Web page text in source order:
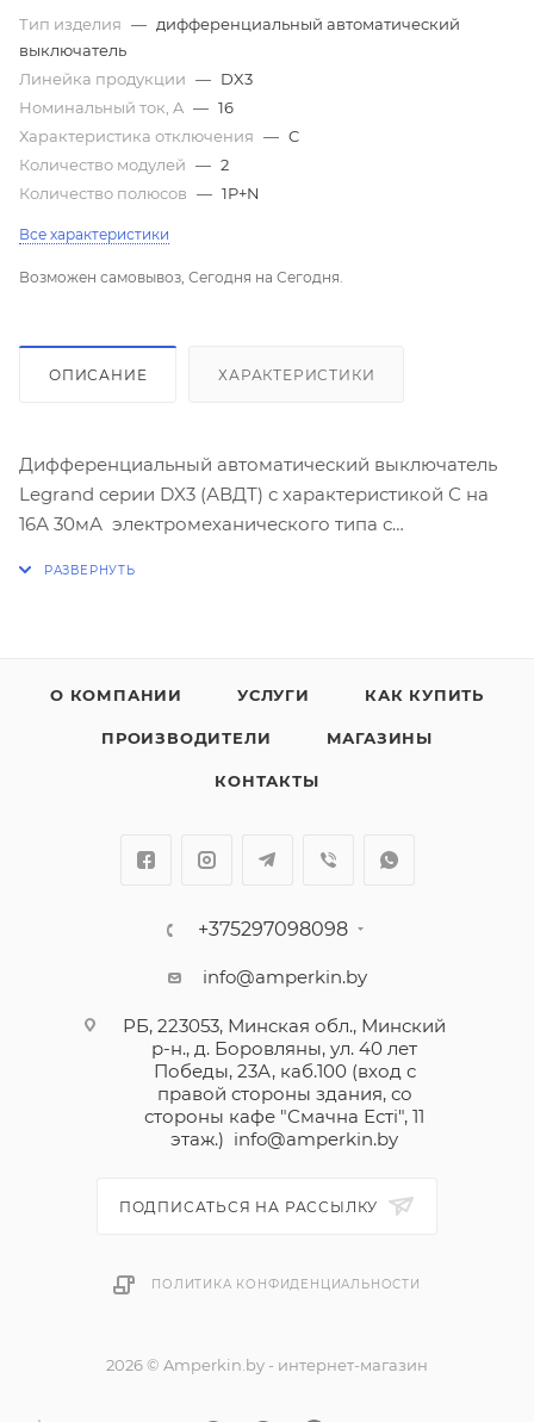
Тип изделия — дифференциальный автоматический
выключатель
Линейка продукции — DX3
Номинальный ток, A — 16
Характеристика отключения — C
Количество модулей — 2
Количество полюсов — 1P+N
Все характеристики
Возможен самовывоз, Сегодня на Сегодня.
ОПИСАНИЕ ХАРАКТЕРИСТИКИ
Дифференциальный автоматический выключатель
Legrand серии DX3 (АВДТ) с характеристикой С на
16А 30мА электромеханического типа с
- 10кА - согласно МЭК 60947-2
нейтрального проводника с правой стороны.
Характеристика АС - срабатывание обеспечивается
Дифференциальный автоматический выключатель
разъединения и защиты электрических сетей от
сверхтоков и нарушений изоляции.
Защищает людей от поражения электрическим
током при прямом и косвенном прикосновении.
устройствами и дополнительными
О КОМПАНИИ УСЛУГИ КАК КУПИТЬ
ПРОИЗВОДИТЕЛИ МАГАЗИНЫ
КОНТАКТЫ
+375297098098
info@amperkin.by
РБ, 223053, Минская обл., Минский
р-н., д. Боровляны, ул. 40 лет
Победы, 23А, каб.100 (вход с
правой стороны здания, со
стороны кафе "Смачна Естi", 11
этаж.) info@amperkin.by
ПОДПИСАТЬСЯ НА РАССЫЛКУ
ПОЛИТИКА КОНФИДЕНЦИАЛЬНОСТИ
2026 © Amperkin.by - интернет-магазин